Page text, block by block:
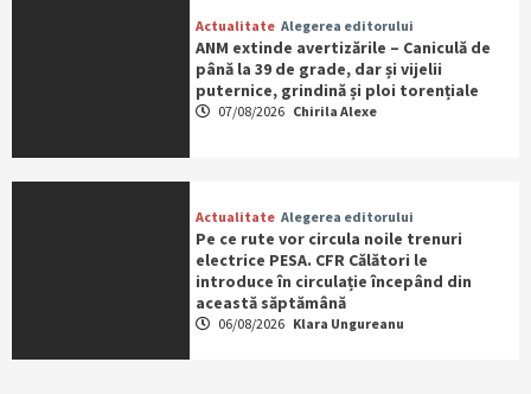
Actualitate Alegerea editorului
ANM extinde avertizările – Caniculă de
până la 39 de grade, dar și vijelii
puternice, grindină și ploi torențiale
07/08/2026 Chirila Alexe
Actualitate Alegerea editorului
Pe ce rute vor circula noile trenuri
electrice PESA. CFR Călători le
introduce în circulație începând din
această săptămână
06/08/2026 Klara Ungureanu